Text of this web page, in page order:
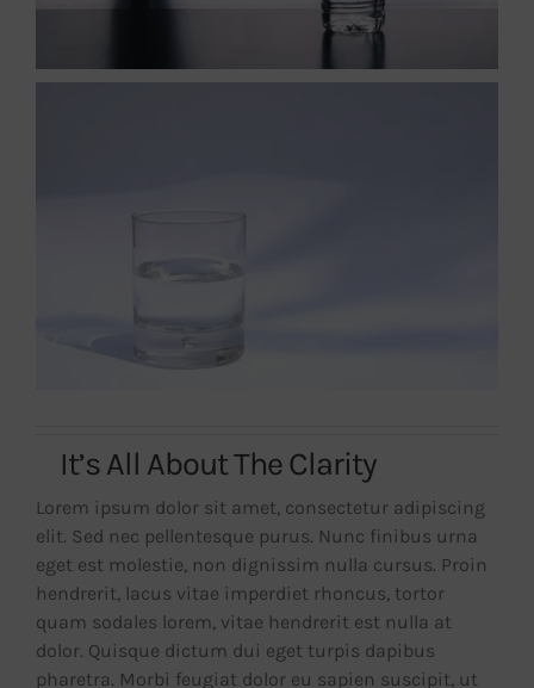
It’s All About The Clarity
Lorem ipsum dolor sit amet, consectetur adipiscing
elit. Sed nec pellentesque purus. Nunc finibus urna
eget est molestie, non dignissim nulla cursus. Proin
hendrerit, lacus vitae imperdiet rhoncus, tortor
quam sodales lorem, vitae hendrerit est nulla at
dolor. Quisque dictum dui eget turpis dapibus
pharetra. Morbi feugiat dolor eu sapien suscipit, ut